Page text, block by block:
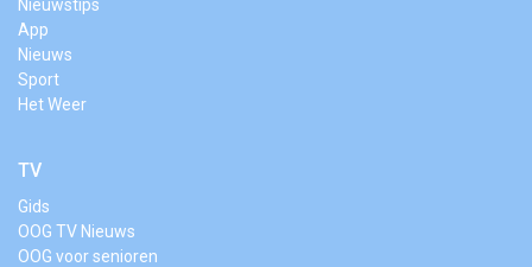
Nieuwstips
App
Nieuws
Sport
Het Weer
TV
Gids
OOG TV Nieuws
OOG voor senioren